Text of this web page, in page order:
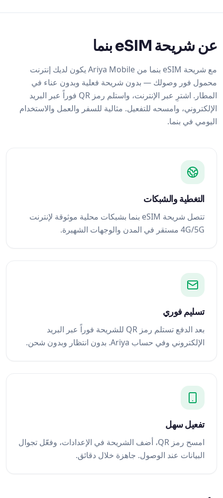
عن شريحة eSIM بنما
مع شريحة eSIM بنما من Ariya Mobile يكون لديك إنترنت
محمول فور وصولك — بدون شريحة فعلية وبدون عناء في
المطار. اشترِ عبر الإنترنت، واستلم رمز QR فوراً عبر البريد
الإلكتروني، وامسحه للتفعيل. مثالية للسفر والعمل والاستخدام
اليومي في بنما.
التغطية والشبكات
تتصل شريحة eSIM بنما بشبكات محلية موثوقة لإنترنت
4G/5G مستقر في المدن والوجهات الشهيرة.
تسليم فوري
بعد الدفع تستلم رمز QR للشريحة فوراً عبر البريد
الإلكتروني وفي حساب Ariya. بدون انتظار وبدون شحن.
تفعيل سهل
امسح رمز QR، أضف الشريحة في الإعدادات، وفعّل تجوال
البيانات عند الوصول. جاهزة خلال دقائق.